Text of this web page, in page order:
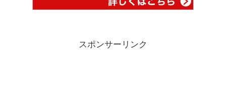
スポンサーリンク